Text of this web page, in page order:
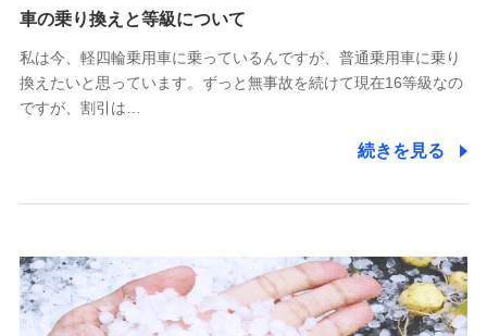
(https://www.tokiomarine-x.co.jp/)
(https://pshoken.co.jp/)
リトルファミリー少額短期保険株式会社
(https://www.littlefamily-ssi.com/)
郵便、電話、およびＥメール等により、当社と取引のあるも
た維持管理等の委託業務遂行のため、またそれらに付帯、関
連する当社および提携会社のサービスを案内、提供するため
（なお、当社は複数の保険会社と取引があり、取得した個人
情報を取引のある他の保険会社の商品・サービスをご提案す
車の乗り換えと等級について
私は今、軽四輪乗用車に乗っているんですが、普通乗用車に乗り
換えたいと思っています。ずっと無事故を続けて現在16等級なの
ですが、割引は…
続きを見る